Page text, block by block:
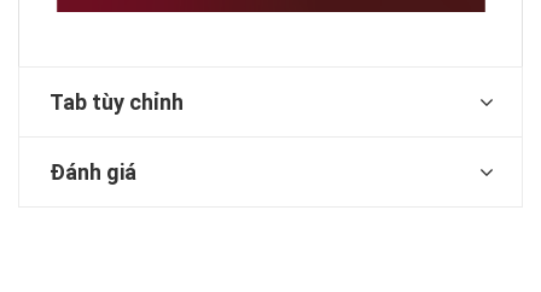
Tab tùy chỉnh
Đánh giá